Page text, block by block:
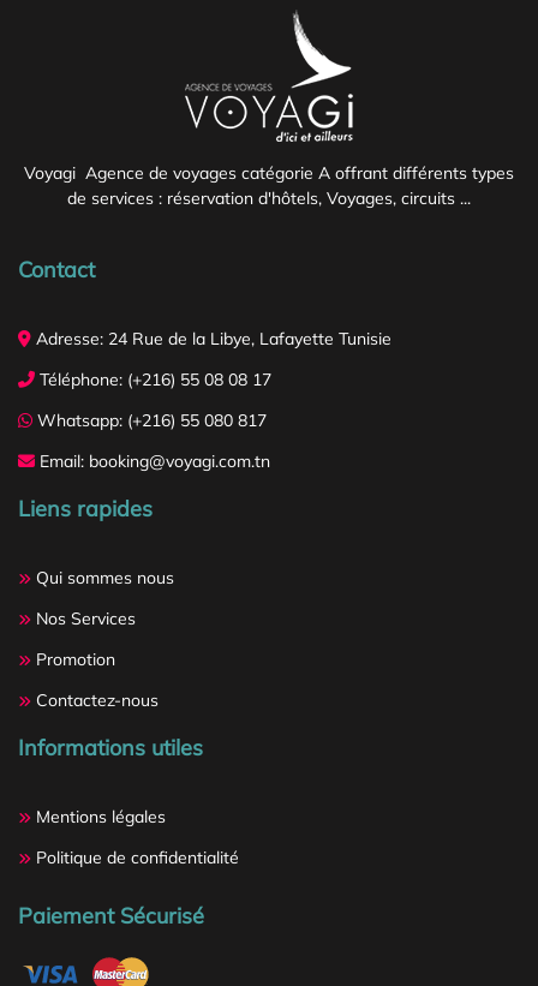
Voyagi Agence de voyages catégorie A offrant différents types
de services : réservation d'hôtels, Voyages, circuits ...
Contact
Adresse: 24 Rue de la Libye, Lafayette Tunisie
Téléphone: (+216) 55 08 08 17
Whatsapp: (+216) 55 080 817
Email: booking@voyagi.com.tn
Liens rapides
Qui sommes nous
Nos Services
Promotion
Contactez-nous
Informations utiles
Mentions légales
Politique de confidentialité
Paiement Sécurisé